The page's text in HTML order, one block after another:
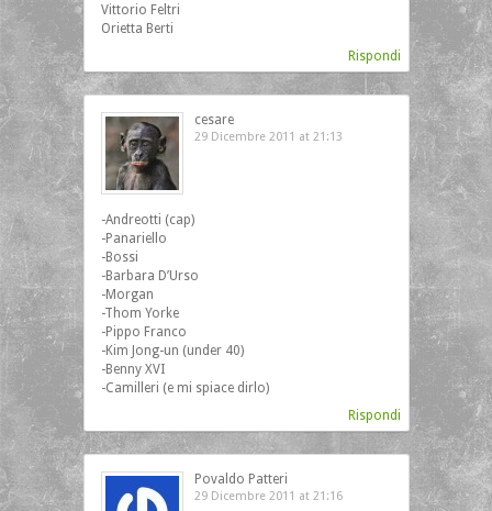
Vittorio Feltri
Orietta Berti
Rispondi
cesare
29 Dicembre 2011 at 21:13
‎-Andreotti (cap)
-Panariello
-Bossi
-Barbara D’Urso
-Morgan
-Thom Yorke
-Pippo Franco
-Kim Jong-un (under 40)
-Benny XVI
-Camilleri (e mi spiace dirlo)
Rispondi
Povaldo Patteri
29 Dicembre 2011 at 21:16